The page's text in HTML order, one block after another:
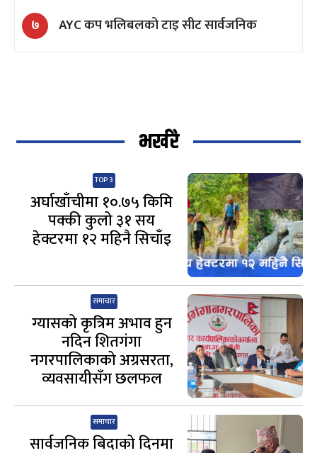
७ AYC कप भलिबलको टाइ सीट सार्वजनिक
भर्खरै
TOP 3
अर्घाखाँचीमा १०.७५ किमि
पक्की कुलो ३१ सय
हेक्टरमा १२ महिनै सिचाँइ
समाचार
ग्यासको कृत्रिम अभाव हुन
नदिन शितगंगा
नगरपालिकाको अग्रसरता,
व्यवसायीसँग छलफल
समाचार
सार्वजनिक बिदाको दिनमा